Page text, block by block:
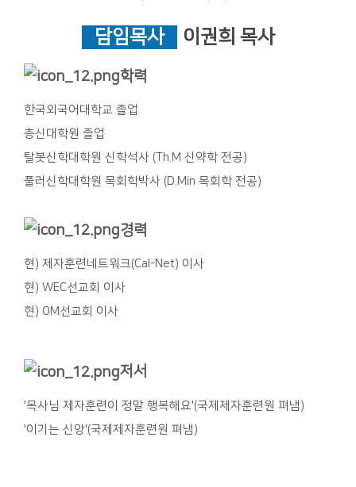
담임목사 이권희 목사
학력
한국외국어대학교 졸업
총신대학원 졸업
탈봇신학대학원 신학석사 (Th.M 신약학 전공)
풀러신학대학원 목회학박사 (D.Min 목회학 전공)
경력
현) 제자훈련네트워크(Cal-Net) 이사
현) WEC선교회 이사
현) OM선교회 이사
저서
'목사님 제자훈련이 정말 행복해요'(국제제자훈련원 펴냄)​
'이기는 신앙'(국제제자훈련원 펴냄)​